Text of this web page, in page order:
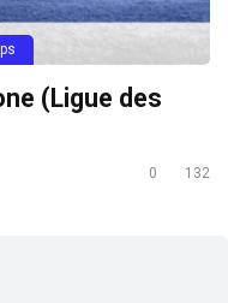
(Ligue des
0 132